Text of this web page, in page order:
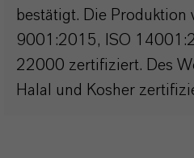
bestätigt. Die Produktion
9001:2015, ISO
22000 zertifiziert. Des
Halal und Kosher